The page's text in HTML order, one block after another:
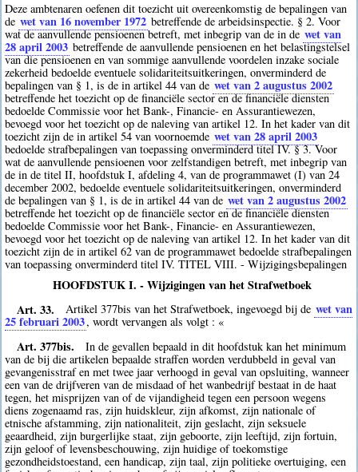
Deze ambtenaren oefenen dit toezicht uit overeenkomstig de bepalingen van
de wet van 16 november 1972 betreffende de arbeidsinspectie. § 2. Voor
wat de aanvullende pensioenen betreft, met inbegrip van de in de wet van
28 april 2003 betreffende de aanvullende pensioenen en het belastingstelsel
van die pensioenen en van sommige aanvullende voordelen inzake sociale
zekerheid bedoelde eventuele solidariteitsuitkeringen, onverminderd de
bepalingen van § 1, is de in artikel 44 van de wet van 2 augustus 2002
betreffende het toezicht op de financiële sector en de financiële diensten
bedoelde Commissie voor het Bank-, Financie- en Assurantiewezen,
bevoegd voor het toezicht op de naleving van artikel 12. In het kader van dit
toezicht zijn de in artikel 54 van voornoemde wet van 28 april 2003
bedoelde strafbepalingen van toepassing onverminderd titel IV. § 3. Voor
wat de aanvullende pensioenen voor zelfstandigen betreft, met inbegrip van
de in de titel II, hoofdstuk I, afdeling 4, van de programmawet (I) van 24
december 2002, bedoelde eventuele solidariteitsuitkeringen, onverminderd
de bepalingen van § 1, is de in artikel 44 van de wet van 2 augustus 2002
betreffende het toezicht op de financiële sector en de financiële diensten
bedoelde Commissie voor het Bank-, Financie- en Assurantiewezen,
bevoegd voor het toezicht op de naleving van artikel 12. In het kader van dit
toezicht zijn de in artikel 62 van de programmawet bedoelde strafbepalingen
van toepassing onverminderd titel IV. TITEL VIII. - Wijzigingsbepalingen
HOOFDSTUK I. - Wijzigingen van het Strafwetboek
Art. 33.
Artikel 377bis van het Strafwetboek, ingevoegd bij de wet van
25 februari 2003, wordt vervangen als volgt : «
Art. 377bis.
In de gevallen bepaald in dit hoofdstuk kan het minimum
van de bij die artikelen bepaalde straffen worden verdubbeld in geval van
gevangenisstraf en met twee jaar verhoogd in geval van opsluiting, wanneer
een van de drijfveren van de misdaad of het wanbedrijf bestaat in de haat
tegen, het misprijzen van of de vijandigheid tegen een persoon wegens
diens zogenaamd ras, zijn huidskleur, zijn afkomst, zijn nationale of
etnische afstamming, zijn nationaliteit, zijn geslacht, zijn seksuele
geaardheid, zijn burgerlijke staat, zijn geboorte, zijn leeftijd, zijn fortuin,
zijn geloof of levensbeschouwing, zijn huidige of toekomstige
gezondheidstoestand, een handicap, zijn taal, zijn politieke overtuiging, een